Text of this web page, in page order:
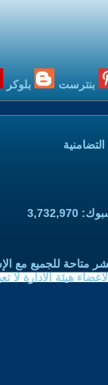
بنترست بلوكر
متاحة للجميع مع
هيئة الادارة لا